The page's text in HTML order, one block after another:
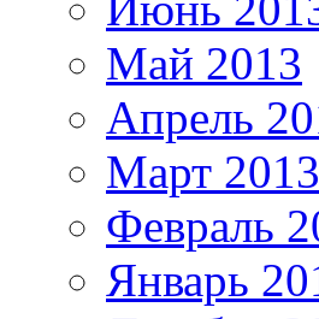
Май 2013
Апрель
Март 2013
Февраль
Январь